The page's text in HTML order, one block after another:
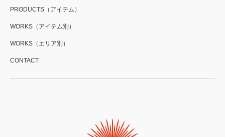
PRODUCTS（アイテム）
WORKS（アイテム別）
WORKS（エリア別）
CONTACT